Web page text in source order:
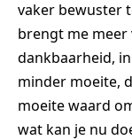
vaker bewuster
brengt me meer
dankbaarheid,
minder moeite,
moeite waard
wat kan je nu